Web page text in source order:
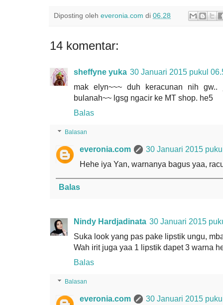
Diposting oleh everonia.com di 06.28
14 komentar:
sheffyne yuka 30 Januari 2015 pukul
mak elyn~~~ duh keracunan nih
bulanah~~ lgsg ngacir ke MT shop. he5
Balas
Balasan
everonia.com
30 Januari 2015
Hehe iya Yan, warnanya bagus yaa,
Balas
Nindy Hardjadinata 30 Januari 2015
Suka look yang pas pake lipstik ungu,
Wah irit juga yaa 1 lipstik dapet 3 warna
Balas
Balasan
everonia.com
30 Januari 2015